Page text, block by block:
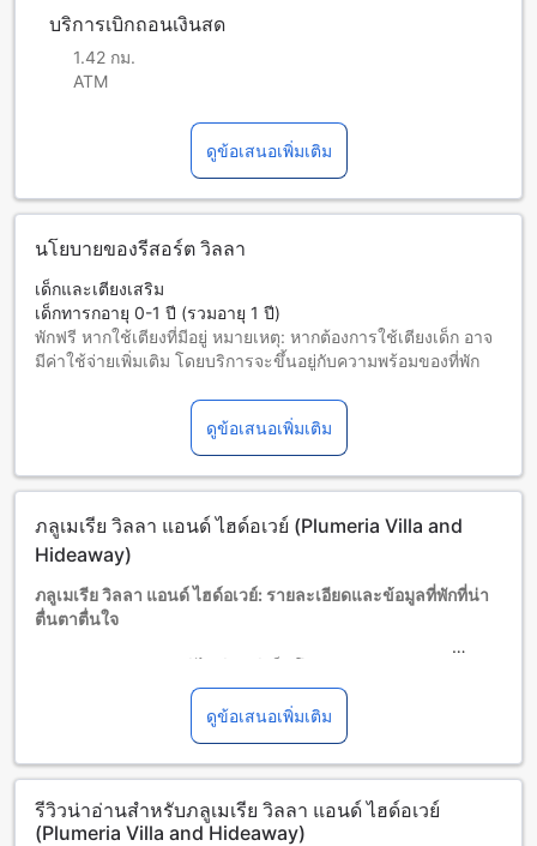
บริการเบิกถอนเงินสด
1.42 กม.
ATM
ดูข้อเสนอเพิ่มเติม
นโยบายของรีสอร์ต วิลลา
เด็กและเตียงเสริม
เด็กทารกอายุ 0-1 ปี (รวมอายุ 1 ปี)
พักฟรี หากใช้เตียงที่มีอยู่ หมายเหตุ: หากต้องการใช้เตียงเด็ก อาจ
มีค่าใช้จ่ายเพิ่มเติม โดยบริการจะขึ้นอยู่กับความพร้อมของที่พัก
พักฟรีหากใช้เตียงที่มีอยู่แล้ว
ผู้เข้าพักอายุ 4 ปีขึ้นไปถือเป็นผู้ใหญ่
บริการเตียงเสริมขึ้นอยู่กับประเภทห้องที่เลือก กรุณาตรวจสอบ
จำนวนผู้เข้าพักที่กำหนดในแต่ละห้องสำหรับข้อมูลเพิ่มเติม
นโยบายที่แตกต่างหรือเงื่อนไขเพิ่มเติม
ดูข้อเสนอเพิ่มเติม
ภลูเมเรีย วิลลา แอนด์ ไฮด์อเวย์ (Plumeria Villa and
Hideaway)
ภลูเมเรีย วิลลา แอนด์ ไฮด์อเวย์: รายละเอียดและข้อมูลที่พักที่น่า
ตื่นตาตื่นใจ
อยู่ในเมืองระยอง ไทย โรงแรมนี้มีห้องพักจำนวน 20 ห้องที่มี
บริการที่พักที่สะดวกสบายและคุ้มค่าที่สุดในเมืองระยอง
โรงแรมภลูเมเรีย วิลลา แอนด์ ไฮด์อเวย์มีเวลาเช็คอินตั้งแต่เวลา
12:00 น.เป็นต้นไป และเวลาเช็คเอาท์จนถึงเวลา 12:00 น. ทำให้
คุณสามารถเพลิดเพลินกับการเข้าพักและออกจากโรงแรมได้อย่าง
สะดวกสบาย
โรงแรมนี้ได้รับการปรับปรุงล่าสุดในปี 2010 ทำให้คุณมั่นใจได้ว่า
ดูข้อเสนอเพิ่มเติม
รีวิวน่าอ่านสำหรับภลูเมเรีย วิลลา แอนด์ ไฮด์อเวย์
(Plumeria Villa and Hideaway)